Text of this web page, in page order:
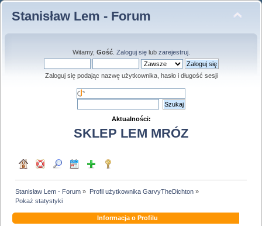
Stanisław Lem - Forum
Witamy, Gość. Zaloguj sięlub zarejestruj.
Zaloguj się podając nazwę użytkownika, hasło i długość sesji
Aktualności:
SKLEP LEM MRÓZ
Stanisław Lem - Forum » Profil użytkownika GarvyTheDichton»
Pokaż statystyki
Informacja o Profilu